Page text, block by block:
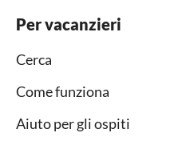
Per vacanzieri
Cerca
Come funziona
Aiuto per gli ospiti